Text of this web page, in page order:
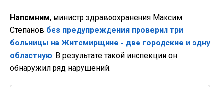
Напомним, министр здравоохранения Максим
Степанов без предупреждения проверил три
больницы на Житомирщине - две городские и одну
областную. В результате такой инспекции он
обнаружил ряд нарушений.